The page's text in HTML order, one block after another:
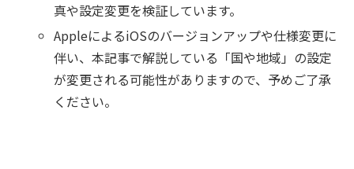
真や設定変更を検証しています。
AppleによるiOSのバージョンアップや仕様変更に
伴い、本記事で解説している「国や地域」の設定
が変更される可能性がありますので、予めご了承
ください。